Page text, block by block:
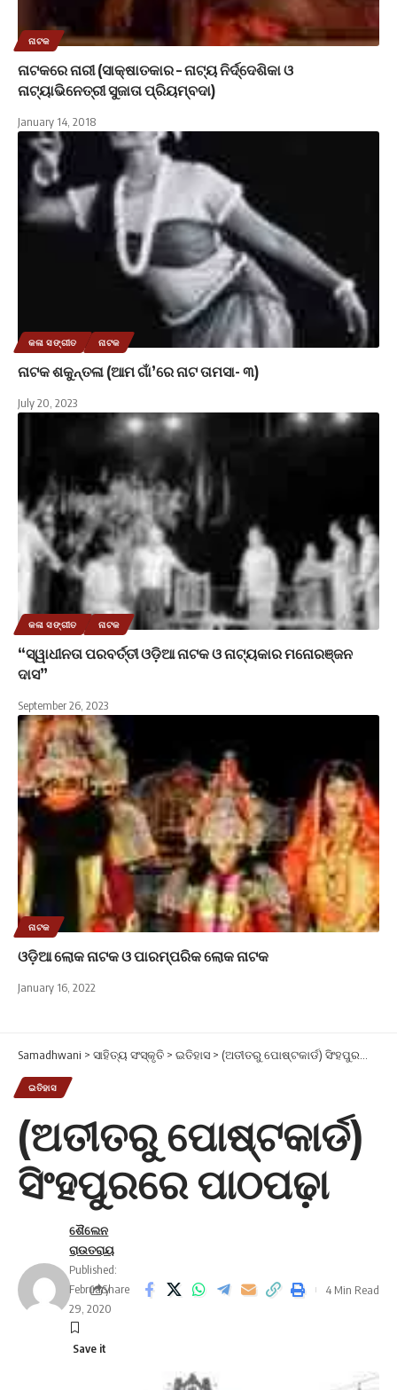
ନାଟକ
ନାଟକରେ ନାରୀ (ସାକ୍ଷାତକାର – ନାଟ୍ୟ ନିର୍ଦ୍ଦେଶିକା ଓ
ନାଟ୍ୟାଭିନେତ୍ରୀ ସୁଜାତା ପ୍ରିୟମ୍ବଦା)
January 14, 2018
କଳା ସଙ୍ଗୀତ ନାଟକ
ନାଟକ ଶକୁନ୍ତଳା (ଆମ ଗାଁ’ରେ ନାଟ ତାମସା- ୩)
July 20, 2023
କଳା ସଙ୍ଗୀତ ନାଟକ
“ସ୍ୱାଧୀନତା ପରବର୍ତ୍ତୀ ଓଡ଼ିଆ ନାଟକ ଓ ନାଟ୍ୟକାର ମନୋରଞ୍ଜନ
ଦାସ”
September 26, 2023
ନାଟକ
ଓଡ଼ିଆ ଲୋକ ନାଟକ ଓ ପାରମ୍ପରିକ ଲୋକ ନାଟକ
January 16, 2022
Samadhwani > ସାହିତ୍ୟ ସଂସ୍କୃତି > ଇତିହାସ > (ଅତୀତରୁ ପୋଷ୍ଟକାର୍ଡ) ସିଂହପୁରରେ ପାଠପଢ଼ା
ଇତିହାସ
(ଅତୀତରୁ ପୋଷ୍ଟକାର୍ଡ)
ସିଂହପୁରରେ ପାଠପଢ଼ା
ଶୈଲେନ
ରାଉତରାୟ
Published:
February
29, 2020
Share 4 Min Read